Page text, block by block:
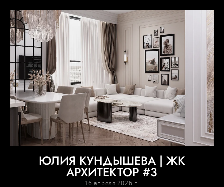
ЮЛИЯ КУНДЫШЕВА | ЖК
АРХИТЕКТОР #3
16 апреля 2026 г.